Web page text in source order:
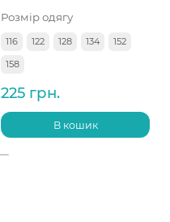
Розмір одягу
116 122 128 134
152
158
225 грн.
В кошик